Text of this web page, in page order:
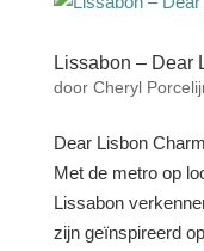
Lissabon – Dear
door Cheryl
Dear Lisbon
Met de metro op
Lissabon
zijn geïnspireerd